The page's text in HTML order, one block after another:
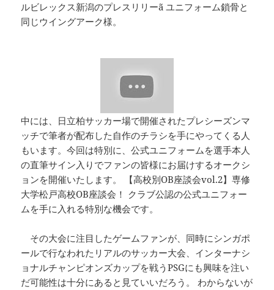
ルビレックス新潟のプレスリリーã ユニフォーム鎖骨と
同じウイングアーク様。
中には、日立柏サッカー場で開催されたプレシーズンマ
ッチで筆者が配布した自作のチラシを手にやってくる人
もいます。今回は特別に、公式ユニフォームを選手本人
の直筆サイン入りでファンの皆様にお届けするオークシ
ョンを開催いたします。 【高校別OB座談会vol.2】専修
大学松戸高校OB座談会！ クラブ公認の公式ユニフォー
ムを手に入れる特別な機会です。
その大会に注目したゲームファンが、同時にシンガポ
ールで行なわれたリアルのサッカー大会、インターナシ
ョナルチャンピオンズカップを戦うPSGにも興味を注い
だ可能性は十分にあると見ていいだろう。 わからないが